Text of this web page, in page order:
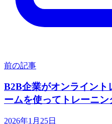
前の記事
B2B企業がオンライント
ームを使ってトレーニ
2026年1月25日